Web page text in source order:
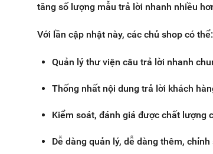
tăng số lượng mẫu trả lời nhanh nhiều
Với lần cập nhật này, các chủ shop có thể:
Quản lý thư viện câu trả lời nhanh
Thống nhất nội dung trả lời khách
Kiểm soát, đánh giá được chất lượng
Dễ dàng quản lý, dễ dàng thêm,